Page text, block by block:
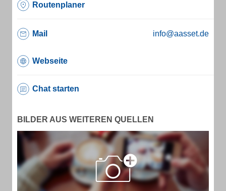
Routenplaner
Mail info@aasset.de
Webseite
Chat starten
BILDER AUS WEITEREN QUELLEN